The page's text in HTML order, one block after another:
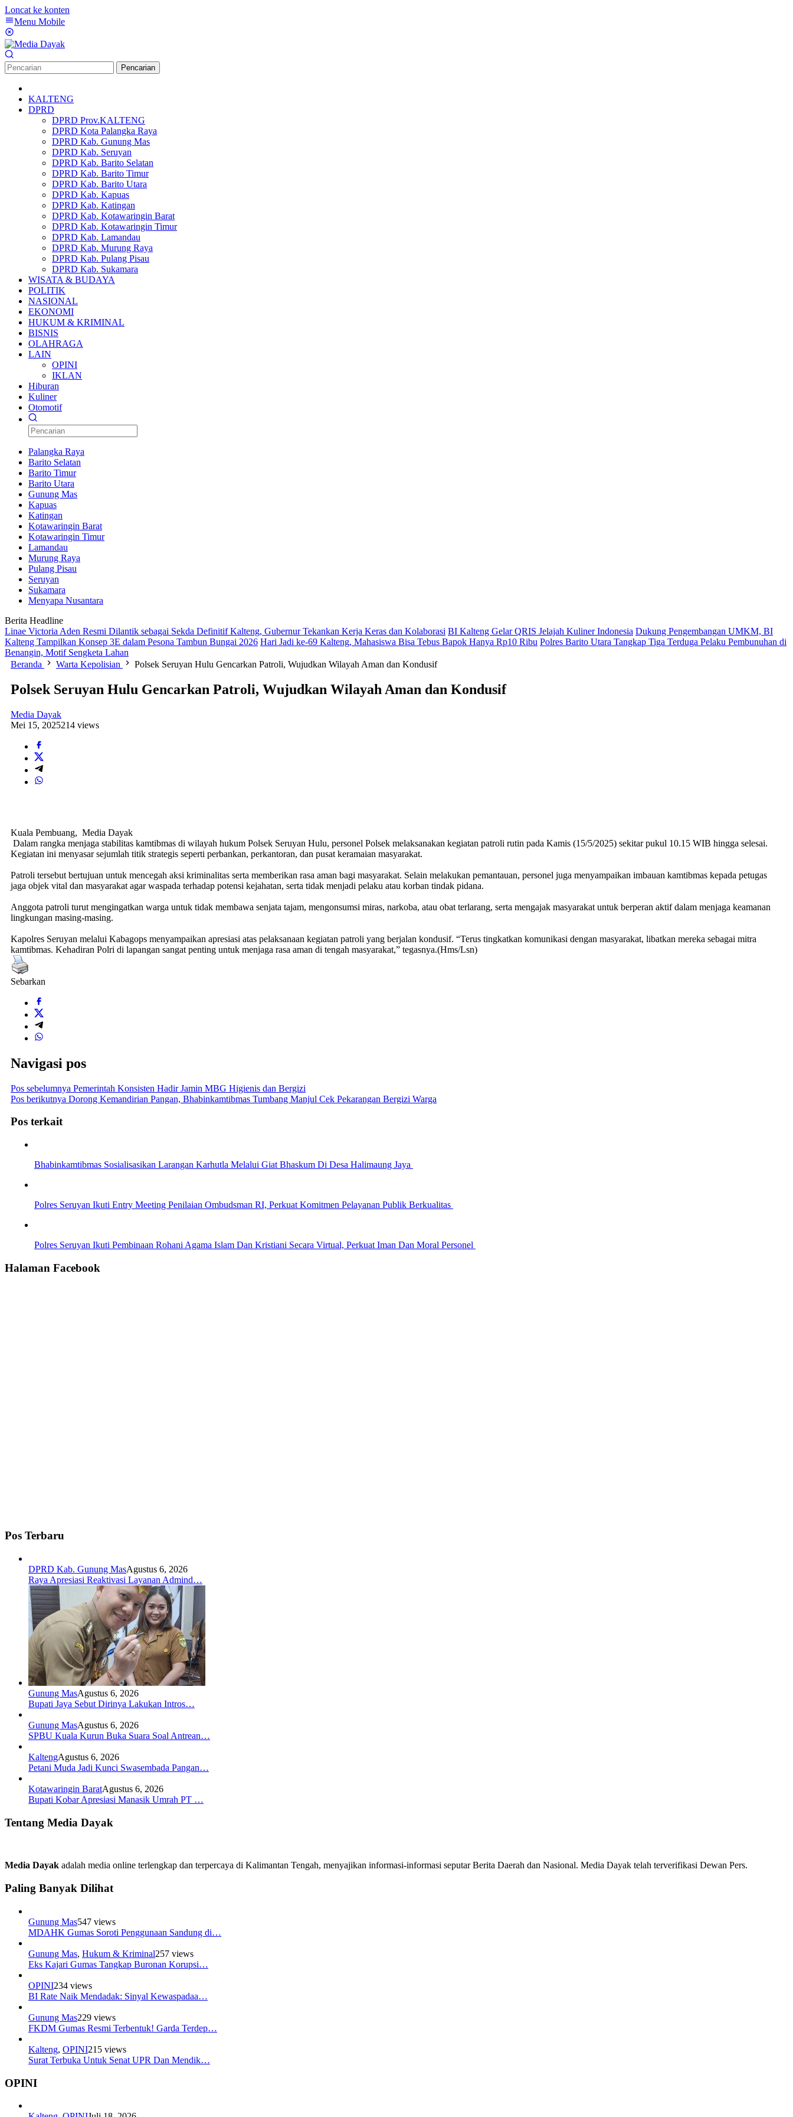
Loncat ke konten
Menu Mobile
Pencarian
KALTENG
DPRD
DPRD Prov.KALTENG
DPRD Kota Palangka Raya
DPRD Kab. Gunung Mas
DPRD Kab. Seruyan
DPRD Kab. Barito Selatan
DPRD Kab. Barito Timur
DPRD Kab. Barito Utara
DPRD Kab. Kapuas
DPRD Kab. Katingan
DPRD Kab. Kotawaringin Barat
DPRD Kab. Kotawaringin Timur
DPRD Kab. Lamandau
DPRD Kab. Murung Raya
DPRD Kab. Pulang Pisau
DPRD Kab. Sukamara
WISATA & BUDAYA
POLITIK
NASIONAL
EKONOMI
HUKUM & KRIMINAL
BISNIS
OLAHRAGA
LAIN
OPINI
IKLAN
Hiburan
Kuliner
Otomotif
Palangka Raya
Barito Selatan
Barito Timur
Barito Utara
Gunung Mas
Kapuas
Katingan
Kotawaringin Barat
Kotawaringin Timur
Lamandau
Murung Raya
Pulang Pisau
Seruyan
Sukamara
Menyapa Nusantara
Berita Headline
Linae Victoria Aden Resmi Dilantik sebagai Sekda Definitif Kalteng, Gubernur Tekankan Kerja Keras dan Kolaborasi BI Kalteng Gelar QRIS Jelajah Kuliner Indonesia Dukung Pengembangan UMKM, BI
Kalteng Tampilkan Konsep 3E dalam Pesona Tambun Bungai 2026 Hari Jadi ke-69 Kalteng, Mahasiswa Bisa Tebus Bapok Hanya Rp10 Ribu Polres Barito Utara Tangkap Tiga Terduga Pelaku Pembunuhan di
Benangin, Motif Sengketa Lahan
Beranda
Warta Kepolisian Polsek Seruyan Hulu Gencarkan Patroli, Wujudkan Wilayah Aman dan Kondusif
Polsek Seruyan Hulu Gencarkan Patroli, Wujudkan Wilayah Aman dan Kondusif
Media Dayak
Mei 15, 2025214 views
Kuala Pembuang, Media Dayak
Dalam rangka menjaga stabilitas kamtibmas di wilayah hukum Polsek Seruyan Hulu, personel Polsek melaksanakan kegiatan patroli rutin pada Kamis (15/5/2025) sekitar pukul 10.15 WIB hingga selesai.
Kegiatan ini menyasar sejumlah titik strategis seperti perbankan, perkantoran, dan pusat keramaian masyarakat.
Patroli tersebut bertujuan untuk mencegah aksi kriminalitas serta memberikan rasa aman bagi masyarakat. Selain melakukan pemantauan, personel juga menyampaikan imbauan kamtibmas kepada petugas
jaga objek vital dan masyarakat agar waspada terhadap potensi kejahatan, serta tidak menjadi pelaku atau korban tindak pidana.
Anggota patroli turut mengingatkan warga untuk tidak membawa senjata tajam, mengonsumsi miras, narkoba, atau obat terlarang, serta mengajak masyarakat untuk berperan aktif dalam menjaga keamanan
lingkungan masing-masing.
Kapolres Seruyan melalui Kabagops menyampaikan apresiasi atas pelaksanaan kegiatan patroli yang berjalan kondusif. “Terus tingkatkan komunikasi dengan masyarakat, libatkan mereka sebagai mitra
kamtibmas. Kehadiran Polri di lapangan sangat penting untuk menjaga rasa aman di tengah masyarakat,” tegasnya.(Hms/Lsn)
Sebarkan
Navigasi pos
Pos sebelumnya Pemerintah Konsisten Hadir Jamin MBG Higienis dan Bergizi
Pos berikutnya Dorong Kemandirian Pangan, Bhabinkamtibmas Tumbang Manjul Cek Pekarangan Bergizi Warga
Pos terkait
Bhabinkamtibmas Sosialisasikan Larangan Karhutla Melalui Giat Bhaskum Di Desa Halimaung Jaya
Polres Seruyan Ikuti Entry Meeting Penilaian Ombudsman RI, Perkuat Komitmen Pelayanan Publik Berkualitas
Polres Seruyan Ikuti Pembinaan Rohani Agama Islam Dan Kristiani Secara Virtual, Perkuat Iman Dan Moral Personel
Halaman Facebook
Pos Terbaru
DPRD Kab. Gunung MasAgustus 6, 2026
Raya Apresiasi Reaktivasi Layanan Admind…
Gunung MasAgustus 6, 2026
Bupati Jaya Sebut Dirinya Lakukan Intros…
Gunung MasAgustus 6, 2026
SPBU Kuala Kurun Buka Suara Soal Antrean…
KaltengAgustus 6, 2026
Petani Muda Jadi Kunci Swasembada Pangan…
Kotawaringin BaratAgustus 6, 2026
Bupati Kobar Apresiasi Manasik Umrah PT …
Tentang Media Dayak
Media Dayak adalah media online terlengkap dan terpercaya di Kalimantan Tengah, menyajikan informasi-informasi seputar Berita Daerah dan Nasional. Media Dayak telah terverifikasi Dewan Pers.
Paling Banyak Dilihat
Gunung Mas547 views
MDAHK Gumas Soroti Penggunaan Sandung di…
Gunung Mas, Hukum & Kriminal257 views
Eks Kajari Gumas Tangkap Buronan Korupsi…
OPINI234 views
BI Rate Naik Mendadak: Sinyal Kewaspadaa…
Gunung Mas229 views
FKDM Gumas Resmi Terbentuk! Garda Terdep…
Kalteng, OPINI215 views
Surat Terbuka Untuk Senat UPR Dan Mendik…
OPINI